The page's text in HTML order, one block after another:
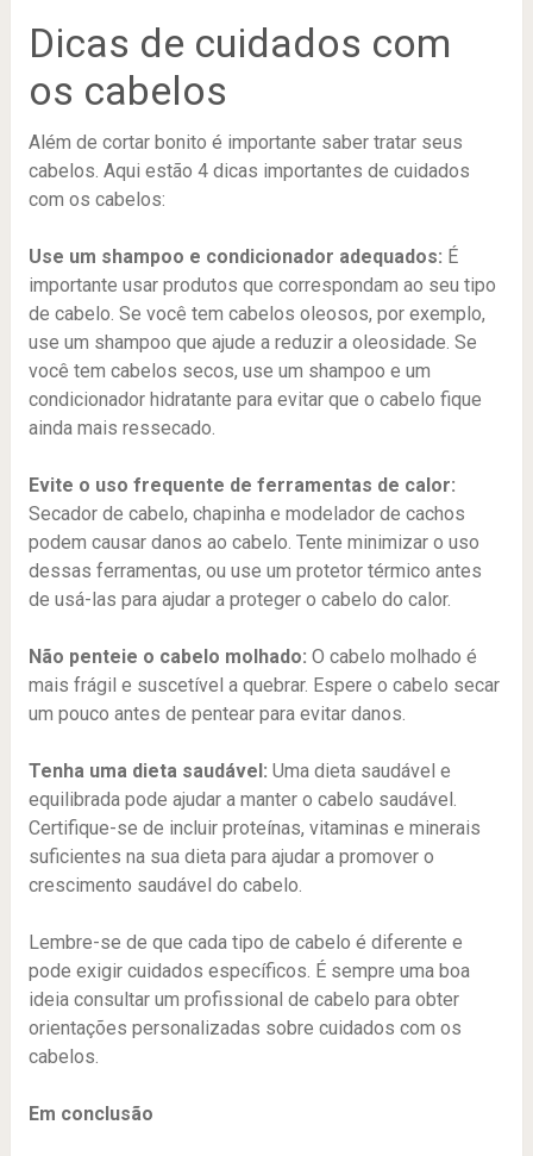
Dicas de cuidados com
os cabelos
Além de cortar bonito é importante saber tratar seus
cabelos. Aqui estão 4 dicas importantes de cuidados
com os cabelos:
Use um shampoo e condicionador adequados: É
importante usar produtos que correspondam ao seu tipo
de cabelo. Se você tem cabelos oleosos, por exemplo,
use um shampoo que ajude a reduzir a oleosidade. Se
você tem cabelos secos, use um shampoo e um
condicionador hidratante para evitar que o cabelo fique
ainda mais ressecado.
Evite o uso frequente de ferramentas de calor:
Secador de cabelo, chapinha e modelador de cachos
podem causar danos ao cabelo. Tente minimizar o uso
dessas ferramentas, ou use um protetor térmico antes
de usá-las para ajudar a proteger o cabelo do calor.
Não penteie o cabelo molhado: O cabelo molhado é
mais frágil e suscetível a quebrar. Espere o cabelo secar
um pouco antes de pentear para evitar danos.
Tenha uma dieta saudável: Uma dieta saudável e
equilibrada pode ajudar a manter o cabelo saudável.
Certifique-se de incluir proteínas, vitaminas e minerais
suficientes na sua dieta para ajudar a promover o
crescimento saudável do cabelo.
Lembre-se de que cada tipo de cabelo é diferente e
pode exigir cuidados específicos. É sempre uma boa
ideia consultar um profissional de cabelo para obter
orientações personalizadas sobre cuidados com os
cabelos.
Em conclusão